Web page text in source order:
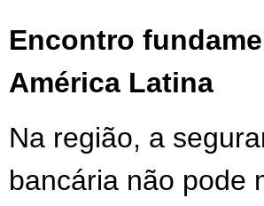
Encontro
América Latina
Na região, a
bancária não pode